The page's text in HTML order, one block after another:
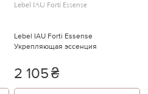
Lebel IAU Forti Essense
Lebel IAU Forti Essense
Укрепляющая эссенция
2 105₴